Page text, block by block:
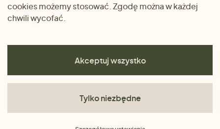
cookies możemy stosować. Zgodę można w każdej
chwili wycofać.
Akceptuj wszystko
Tylko niezbędne